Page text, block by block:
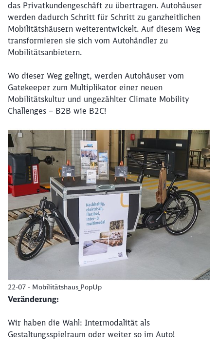
das Privatkundengeschäft zu übertragen. Autohäuser
werden dadurch Schritt für Schritt zu ganzheitlichen
Mobilitätshäusern weiterentwickelt. Auf diesem Weg
transformieren sie sich vom Autohändler zu
Mobilitätsanbietern.
Wo dieser Weg gelingt, werden Autohäuser vom
Gatekeeper zum Multiplikator einer neuen
Mobilitätskultur und ungezählter Climate Mobility
Challenges – B2B wie B2C!
22-07 - Mobilitätshaus_PopUp
Veränderung:
Wir haben die Wahl: Intermodalität als
Gestaltungsspielraum oder weiter so im Auto!